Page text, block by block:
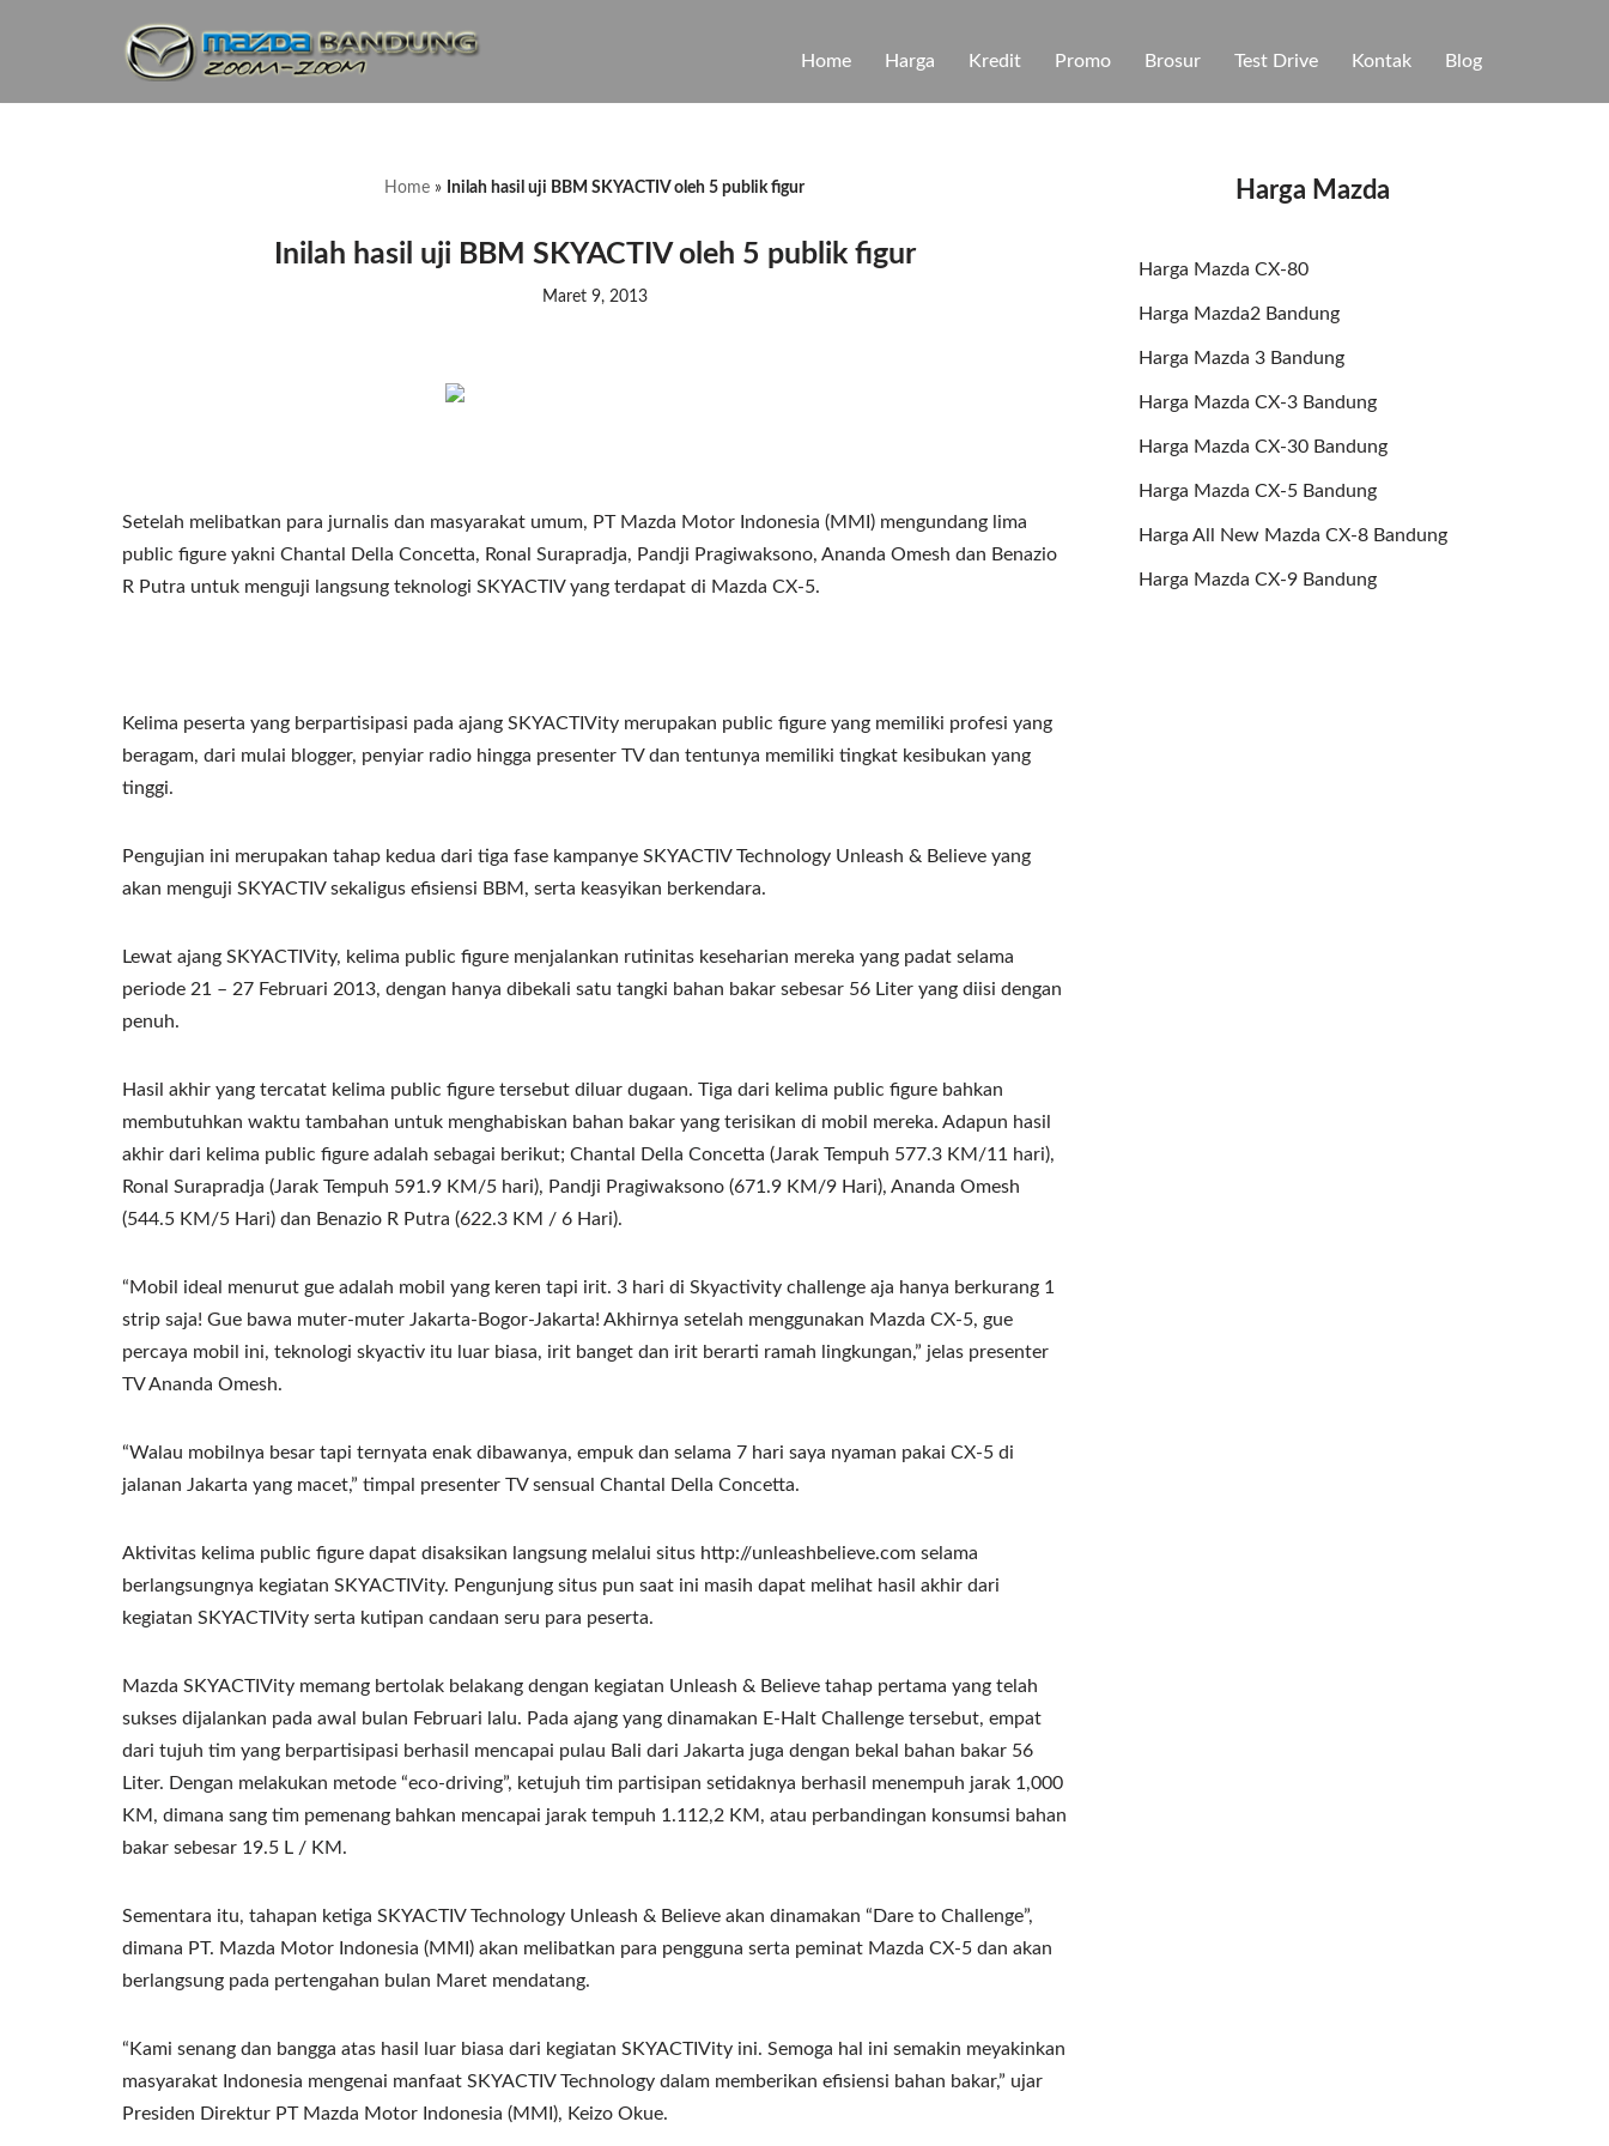
Home Harga Kredit Promo Brosur Test Drive Kontak Blog
Home » Inilah hasil uji BBM SKYACTIV oleh 5 publik figur
Inilah hasil uji BBM SKYACTIV oleh 5 publik figur
Maret 9, 2013
Setelah melibatkan para jurnalis dan masyarakat umum, PT Mazda Motor Indonesia (MMI) mengundang lima
public figure yakni Chantal Della Concetta, Ronal Surapradja, Pandji Pragiwaksono, Ananda Omesh dan Benazio
R Putra untuk menguji langsung teknologi SKYACTIV yang terdapat di Mazda CX-5.
Kelima peserta yang berpartisipasi pada ajang SKYACTIVity merupakan public figure yang memiliki profesi yang
beragam, dari mulai blogger, penyiar radio hingga presenter TV dan tentunya memiliki tingkat kesibukan yang
tinggi.
Pengujian ini merupakan tahap kedua dari tiga fase kampanye SKYACTIV Technology Unleash & Believe yang
akan menguji SKYACTIV sekaligus efisiensi BBM, serta keasyikan berkendara.
Lewat ajang SKYACTIVity, kelima public figure menjalankan rutinitas keseharian mereka yang padat selama
periode 21 – 27 Februari 2013, dengan hanya dibekali satu tangki bahan bakar sebesar 56 Liter yang diisi dengan
penuh.
Hasil akhir yang tercatat kelima public figure tersebut diluar dugaan. Tiga dari kelima public figure bahkan
membutuhkan waktu tambahan untuk menghabiskan bahan bakar yang terisikan di mobil mereka. Adapun hasil
akhir dari kelima public figure adalah sebagai berikut; Chantal Della Concetta (Jarak Tempuh 577.3 KM/11 hari),
Ronal Surapradja (Jarak Tempuh 591.9 KM/5 hari), Pandji Pragiwaksono (671.9 KM/9 Hari), Ananda Omesh
(544.5 KM/5 Hari) dan Benazio R Putra (622.3 KM / 6 Hari).
“Mobil ideal menurut gue adalah mobil yang keren tapi irit. 3 hari di Skyactivity challenge aja hanya berkurang 1
strip saja! Gue bawa muter-muter Jakarta-Bogor-Jakarta! Akhirnya setelah menggunakan Mazda CX-5, gue
percaya mobil ini, teknologi skyactiv itu luar biasa, irit banget dan irit berarti ramah lingkungan,” jelas presenter
TV Ananda Omesh.
“Walau mobilnya besar tapi ternyata enak dibawanya, empuk dan selama 7 hari saya nyaman pakai CX-5 di
jalanan Jakarta yang macet,” timpal presenter TV sensual Chantal Della Concetta.
Aktivitas kelima public figure dapat disaksikan langsung melalui situs http://unleashbelieve.com selama
berlangsungnya kegiatan SKYACTIVity. Pengunjung situs pun saat ini masih dapat melihat hasil akhir dari
kegiatan SKYACTIVity serta kutipan candaan seru para peserta.
Mazda SKYACTIVity memang bertolak belakang dengan kegiatan Unleash & Believe tahap pertama yang telah
sukses dijalankan pada awal bulan Februari lalu. Pada ajang yang dinamakan E-Halt Challenge tersebut, empat
dari tujuh tim yang berpartisipasi berhasil mencapai pulau Bali dari Jakarta juga dengan bekal bahan bakar 56
Liter. Dengan melakukan metode “eco-driving”, ketujuh tim partisipan setidaknya berhasil menempuh jarak 1,000
KM, dimana sang tim pemenang bahkan mencapai jarak tempuh 1.112,2 KM, atau perbandingan konsumsi bahan
bakar sebesar 19.5 L / KM.
Sementara itu, tahapan ketiga SKYACTIV Technology Unleash & Believe akan dinamakan “Dare to Challenge”,
dimana PT. Mazda Motor Indonesia (MMI) akan melibatkan para pengguna serta peminat Mazda CX-5 dan akan
berlangsung pada pertengahan bulan Maret mendatang.
“Kami senang dan bangga atas hasil luar biasa dari kegiatan SKYACTIVity ini. Semoga hal ini semakin meyakinkan
masyarakat Indonesia mengenai manfaat SKYACTIV Technology dalam memberikan efisiensi bahan bakar,” ujar
Presiden Direktur PT Mazda Motor Indonesia (MMI), Keizo Okue.
Harga Mazda
Harga Mazda CX-80
Harga Mazda2 Bandung
Harga Mazda 3 Bandung
Harga Mazda CX-3 Bandung
Harga Mazda CX-30 Bandung
Harga Mazda CX-5 Bandung
Harga All New Mazda CX-8 Bandung
Harga Mazda CX-9 Bandung